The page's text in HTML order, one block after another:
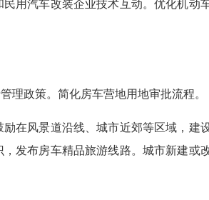
用汽车改装企业技术互动。优化机动
理政策。简化房车营地用地审批流程。
在风景道沿线、城市近郊等区域，
发布房车精品旅游线路。城市新建